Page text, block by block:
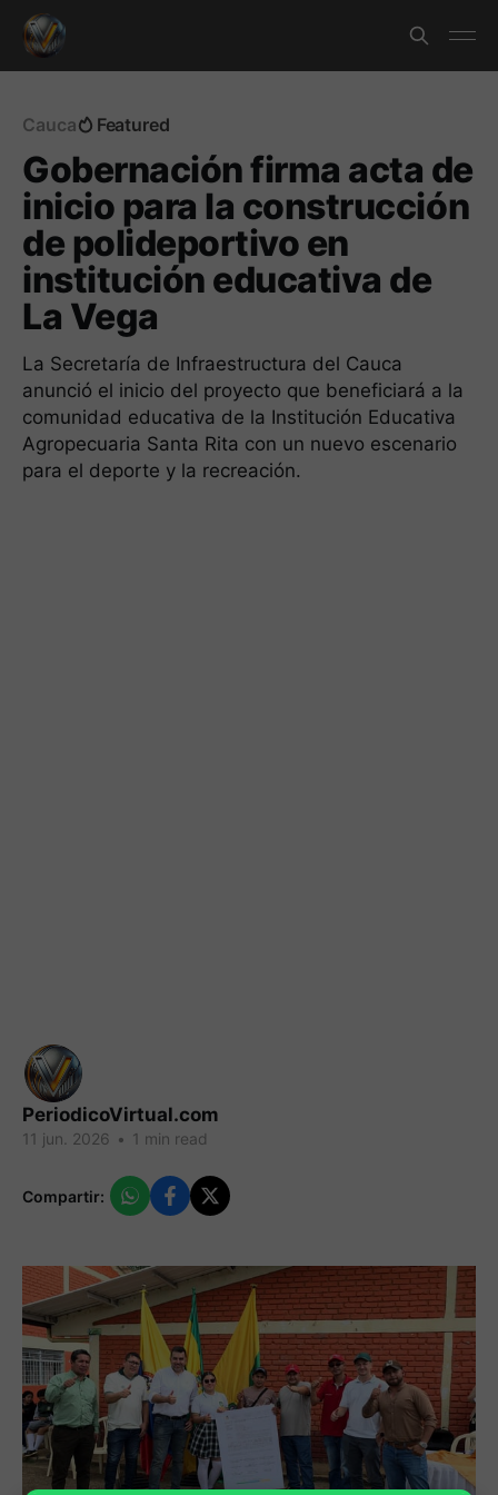
Cauca Featured
Gobernación firma acta de
inicio para la construcción
de polideportivo en
institución educativa de
La Vega
La Secretaría de Infraestructura del Cauca
anunció el inicio del proyecto que beneficiará a la
comunidad educativa de la Institución Educativa
Agropecuaria Santa Rita con un nuevo escenario
para el deporte y la recreación.
PeriodicoVirtual.com
11 jun. 2026 • 1 min read
Compartir: